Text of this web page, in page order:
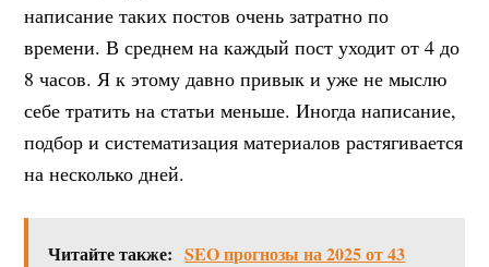
написание таких постов очень затратно по
времени. В среднем на каждый пост уходит от 4 до
8 часов. Я к этому давно привык и уже не мыслю
себе тратить на статьи меньше. Иногда написание,
подбор и систематизация материалов растягивается
на несколько дней.
Читайте также: SEO прогнозы на 2025 от 43